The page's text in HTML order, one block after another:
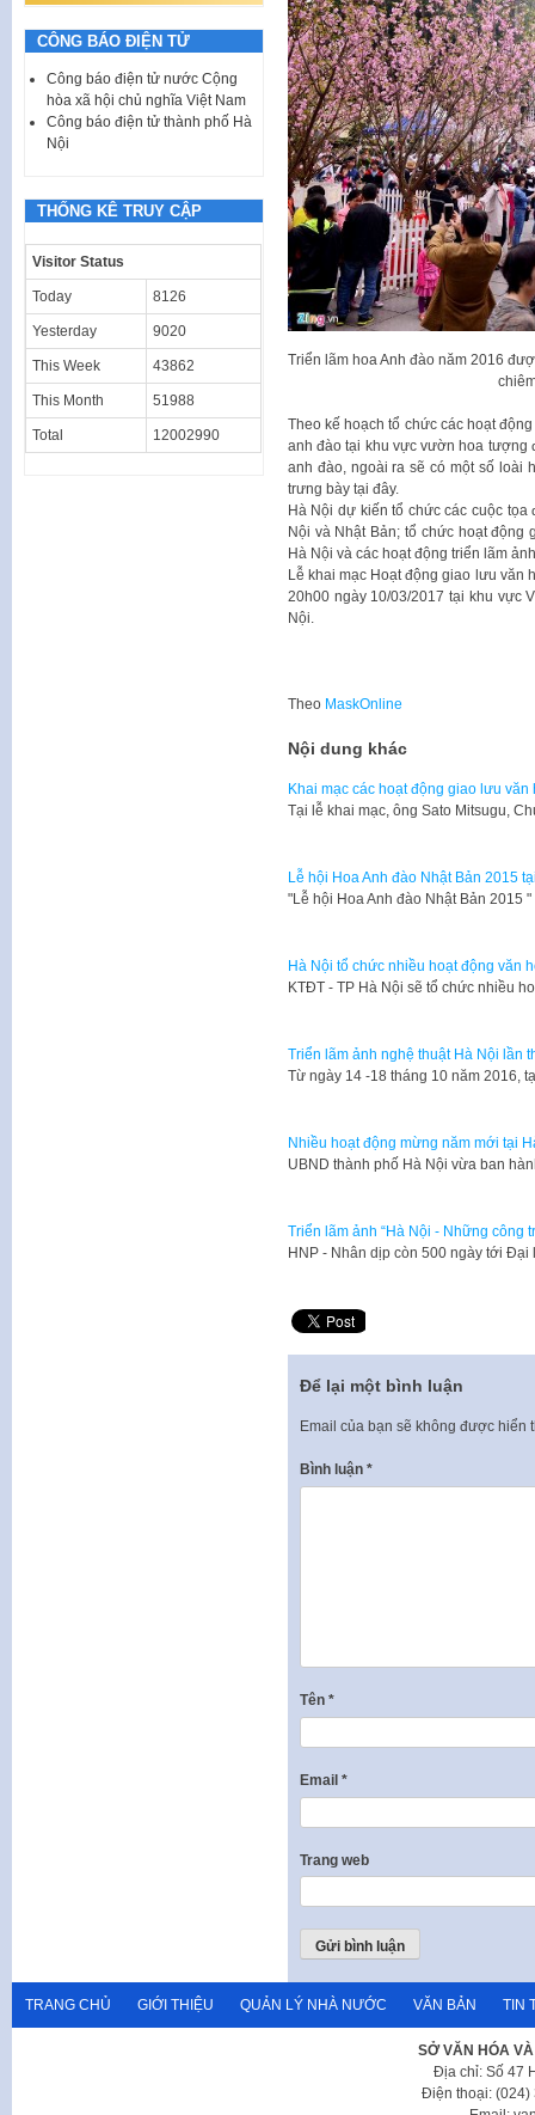
Triển lãm hoa Anh đào năm 2016
Theo kế hoạch tổ chức các hoạt
anh đào tại khu vực vườn hoa tượng
anh đào, ngoài ra sẽ có một số loài
trưng bày tại đây.
Hà Nội dự kiến tổ chức các cuộc
Nội và Nhật Bản; tổ chức hoạt động
Hà Nội và các hoạt động triển lãm
Lễ khai mạc Hoạt động giao lưu văn
20h00 ngày 10/03/2017 tại khu vực
Nội.
Theo MaskOnline
Nội dung khác
Khai mạc các hoạt động giao lưu
Tại lễ khai mạc, ông Sato Mitsugu,
Lễ hội Hoa Anh đào Nhật Bản 2015
​"Lễ hội Hoa Anh đào Nhật Bản
Hà Nội tổ chức nhiều hoạt động văn
​KTĐT - TP Hà Nội sẽ tổ chức nhiều
Triển lãm ảnh nghệ thuật Hà Nội lần
Từ ngày 14 -18 tháng 10 năm 2016,
Nhiều hoạt động mừng năm mới tại
​UBND thành phố Hà Nội vừa ban
Triển lãm ảnh “Hà Nội - Những công
​HNP - Nhân dịp còn 500 ngày tới
Để lại một bình luận
Email của bạn sẽ không được hiển
Bình luận *
Tên *
Email *
Trang web
CÔNG BÁO ĐIỆN TỬ
Công báo điện tử nước Cộng
hòa xã hội chủ nghĩa Việt Nam
Công báo điện tử thành phố Hà
Nội
THỐNG KÊ TRUY CẬP
Visitor Status
Today 8126
Yesterday 9020
This Week 43862
This Month 51988
Total 12002990
TRANG CHỦ GIỚI THIỆU QUẢN LÝ NHÀ NƯỚC VĂN BẢN TIN
SỞ VĂN HÓA
Địa chỉ: Số 47
Điện thoại: (024)